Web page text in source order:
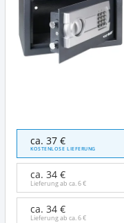
4612112
Möbeltresor
Elektronikschloss
31,0
x
20,0
ca. 37 €
KOSTENLOSE LIEFERUNG
ca. 34 €
Lieferung ab ca.6 €
ca. 34 €
Lieferung ab ca.6 €